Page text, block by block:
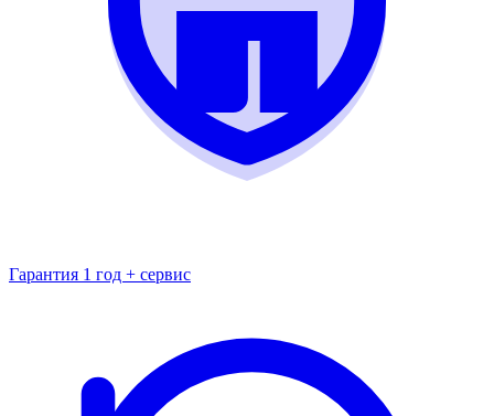
Гарантия 1 год + сервис